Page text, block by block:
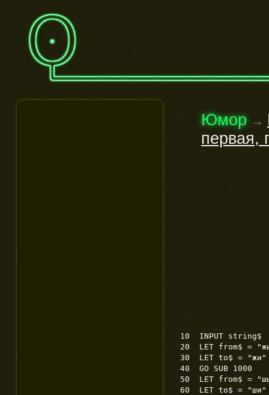
Юмор →
первая,
10 INPUT string$
20 LET from$ =
30 LET to$ = "жи"
40 GO SUB 1000
50 LET from$ =
60 LET to$ = "ши"